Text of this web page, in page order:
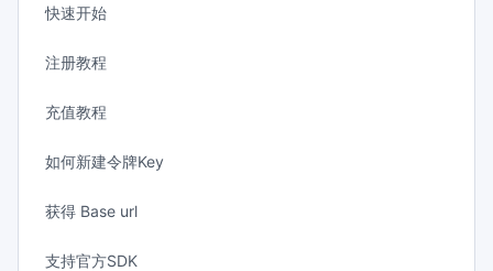
快速开始
注册教程
充值教程
如何新建令牌Key
获得 Base url
支持官方SDK